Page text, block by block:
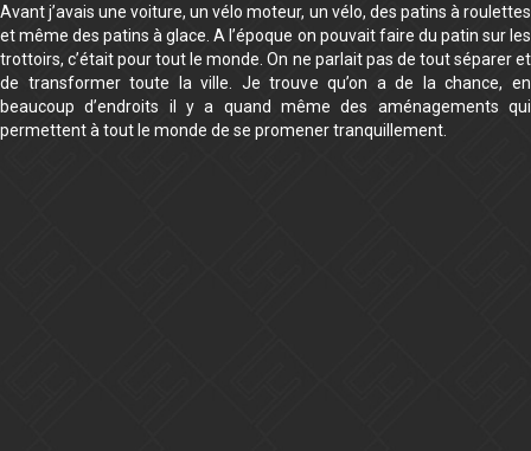
Avant j’avais une voiture, un vélo moteur, un vélo, des patins à roulettes
et même des patins à glace. A l’époque on pouvait faire du patin sur les
trottoirs, c’était pour tout le monde. On ne parlait pas de tout séparer et
de transformer toute la ville. Je trouve qu’on a de la chance, en
beaucoup d’endroits il y a quand même des aménagements qui
permettent à tout le monde de se promener tranquillement.